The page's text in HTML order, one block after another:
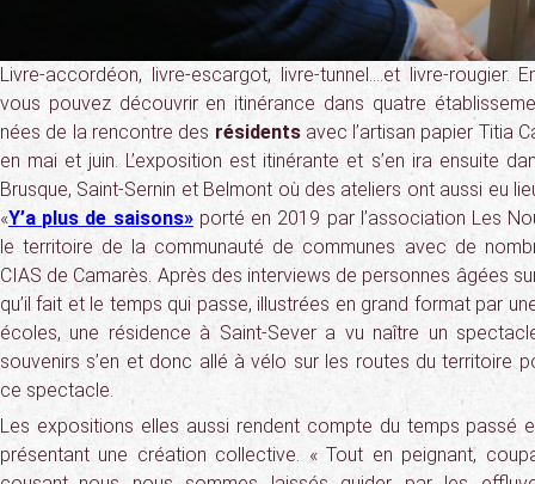
Livre-accordéon, livre-escargot, livre-tunnel….et livre-rougier.
vous pouvez découvrir en itinérance dans quatre
nées de la rencontre des résidentsavec l’artisan papier Titia
en mai et juin. L’exposition est itinérante et s’en ira ensuite
Brusque, Saint-Sernin et Belmont où des ateliers ont aussi eu
«Y’a plus de saisons»porté en 2019 par l’association Les
le territoire de la communauté de communes avec de
CIAS de Camarès. Après des interviews de personnes âgées
qu’il fait et le temps qui passe, illustrées en grand format par
écoles, une résidence à Saint-Sever a vu naître un
souvenirs s’en et donc allé à vélo sur les routes du territoire
ce spectacle.
Les expositions elles aussi rendent compte du temps passé
présentant une création collective. « Tout en peignant,